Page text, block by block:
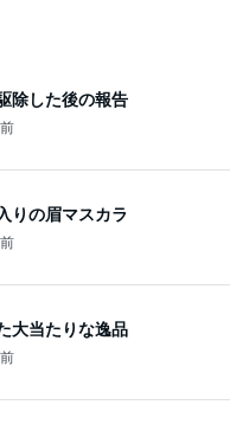
除した後の報告
りの眉マスカラ
大当たりな逸品